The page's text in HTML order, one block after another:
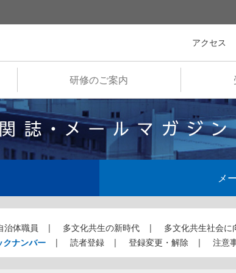
研修のご案内
アクセス
メ
治体職員 多文化共生の新時代
多文化共生社会に
クナンバー
読者登録 登録変更・解除 注意